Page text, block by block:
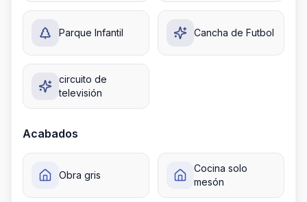
Parque Infantil Cancha de Futbol
circuito de
televisión
Acabados
Obra gris
Cocina solo
mesón